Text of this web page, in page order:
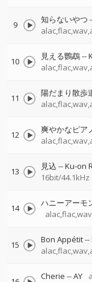
9 知らないやつ
10 見える鸚鵡--
11 陽だまり散歩
12 爽やかなピア
13 見込 --Ku-on
16bit/44.1kHz
14 ハニーアーモ
15 Bon Appétit--
Cherie --AY